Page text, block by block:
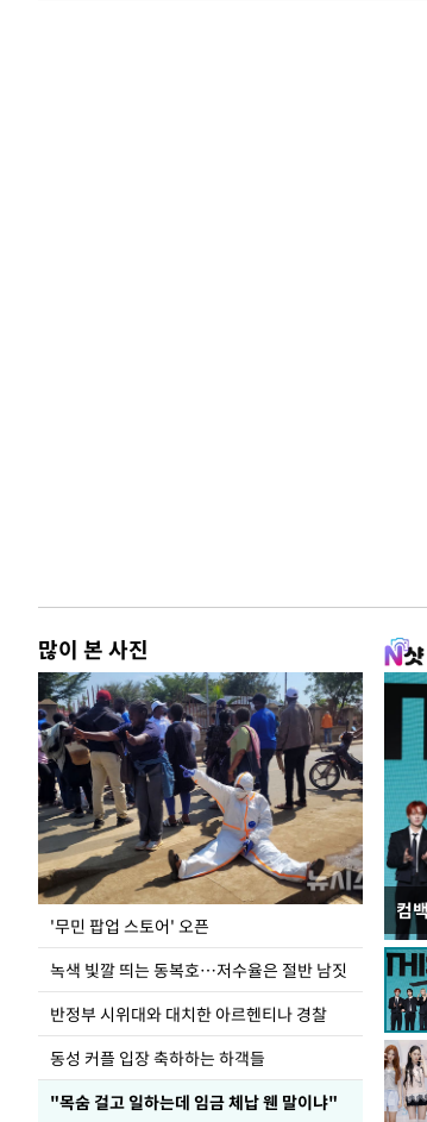
많이 본 사진
'무민 팝업 스토어' 오픈
녹색 빛깔 띄는 동복호…저수율은 절반 남짓
반정부 시위대와 대치한 아르헨티나 경찰
동성 커플 입장 축하하는 하객들
"목숨 걸고 일하는데 임금 체납 웬 말이냐"
컴
지